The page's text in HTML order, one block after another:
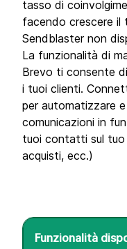
tasso di
facendo crescere il
Sendblaster non
La funzionalità di
Brevo ti consente
i tuoi clienti.
per automatizzare
comunicazioni in
tuoi contatti sul
acquisti, ecc.)
Funzionalità